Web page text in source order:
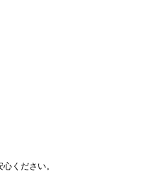
ください。